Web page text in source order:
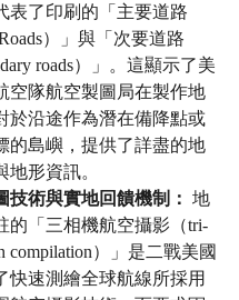
表了印刷的「主要道路
Roads）」與「次要道路
roads）」。這顯示了美
空隊航空製圖局在製作地
於沿途作為潛在備降點或
的島嶼，提供了詳盡的地
地形資訊。
技術與實地回饋機制： 地
的「三相機航空攝影（tri-
compilation）」是二戰美國
快速測繪全球航線所採用